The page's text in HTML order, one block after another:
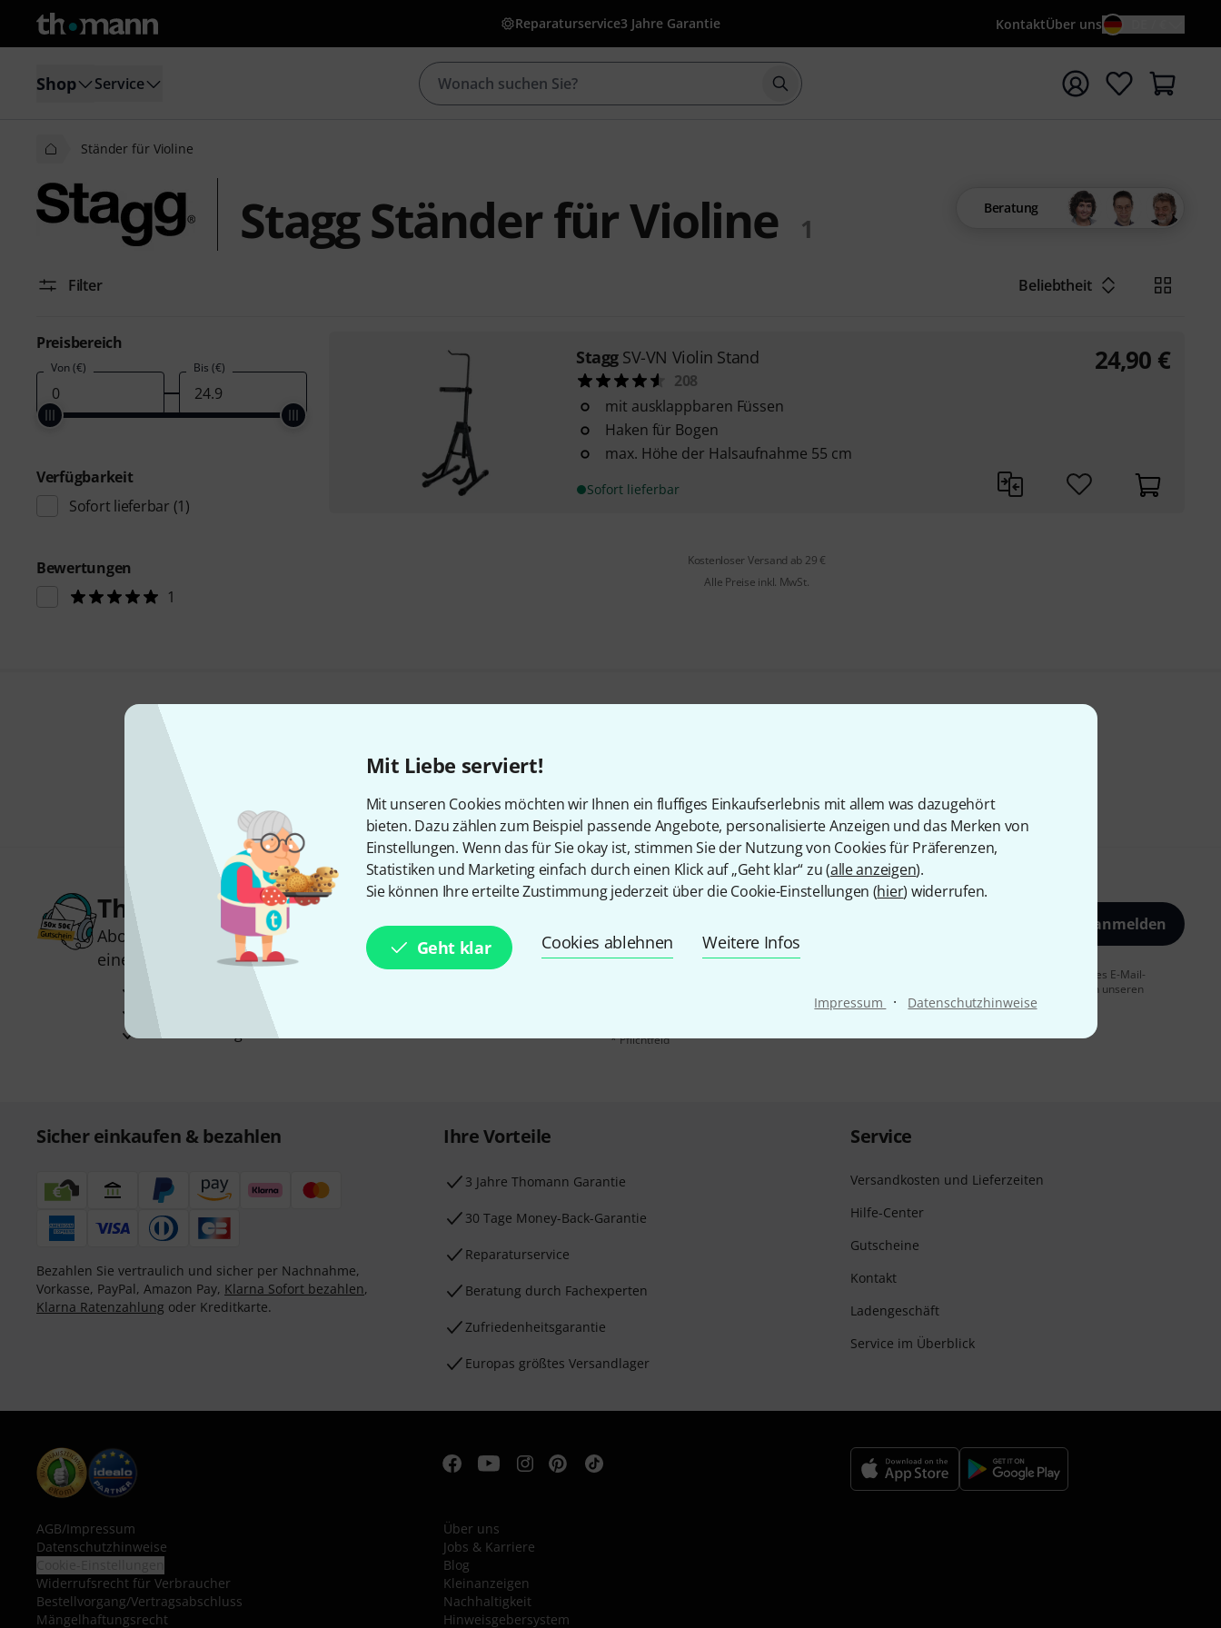
Mit Liebe serviert!
Mit unseren Cookies möchten wir Ihnen ein fluffiges Einkaufserlebnis mit allem was dazugehört
bieten. Dazu zählen zum Beispiel passende Angebote, personalisierte Anzeigen und das Merken von
Einstellungen. Wenn das für Sie okay ist, stimmen Sie der Nutzung von Cookies für Präferenzen,
Statistiken und Marketing einfach durch einen Klick auf „Geht klar“ zu (alle anzeigen).
Sie können Ihre erteilte Zustimmung jederzeit über die Cookie-Einstellungen (hier) widerrufen.
Geht klar Cookies ablehnen Weitere Infos
Impressum · Datenschutzhinweise
Reparaturservice3 Jahre Garantie KontaktÜber uns
Shop Service Suche mit Suchwort {searchTerm} starten
Ständer für Violine
Stagg Ständer für Violine 1
Beratung
Filter Beliebtheit
Preisbereich
Von (€) Bis (€)
Verfügbarkeit
Sofort lieferbar (1)
Bewertungen
1
Stagg SV-VN Violin Stand
208
mit ausklappbaren Füssen
Haken für Bogen
max. Höhe der Halsaufnahme 55 cm
Sofort lieferbar
24,90 €
Kostenloser Versand ab 29 €
Alle Preise inkl. MwSt.
Teilen
Thomann Newsletter
Abonniere den Thomann Newsletter und gewinne mit etwas Glück
einen von
50 Gutscheinen über jeweils 50€!
Inspirierende Beiträge
Jetzt anmelden
Mit Klick auf „Jetzt anmelden“ stimmen Sie dem Erhalt von E-Mail-Werbung und einer Messung des E-Mail-
Nutzungsverhaltens zu. Die Abmeldung ist jederzeit möglich. Weitere Informationen finden Sie in unseren
* Pflichtfeld
Sicher einkaufen & bezahlen
Bezahlen Sie vertraulich und sicher per Nachnahme,
Vorkasse, PayPal, Amazon Pay, Klarna Sofort bezahlen,
Klarna Ratenzahlung oder Kreditkarte.
Ihre Vorteile
3 Jahre Thomann Garantie
30 Tage Money-Back-Garantie
Reparaturservice
Beratung durch Fachexperten
Zufriedenheitsgarantie
Europas größtes Versandlager
Service
Versandkosten und Lieferzeiten
Hilfe-Center
Gutscheine
Kontakt
Ladengeschäft
Service im Überblick
AGB/Impressum
Datenschutzhinweise
Widerrufsrecht für Verbraucher
Bestellvorgang/Vertragsabschluss
Mängelhaftungsrecht
Über uns
Jobs & Karriere
Blog
Kleinanzeigen
Nachhaltigkeit
Hinweisgebersystem